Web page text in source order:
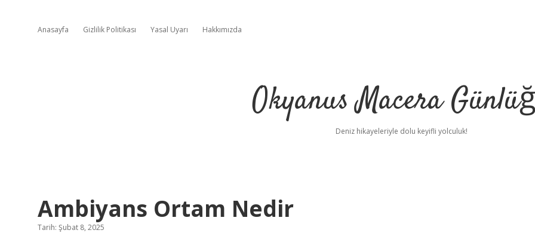
Anasayfa Gizlilik Politikası Yasal Uyarı Hakkımızda
Okyanus Macera
Deniz hikayeleriyle dolu keyifli yolculuk!
Ambiyans Ortam Nedir
Tarih: Şubat 8, 2025